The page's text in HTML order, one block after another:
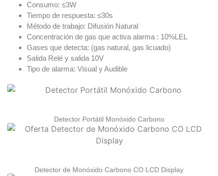
Consumo: ≤3W
Tiempo de respuesta: ≤30s
Método de trabajo: Difusión Natural
Concentración de gas que activa alarma : 10%LEL
Gases que detecta: (gas natural, gas licuado)
Salida Relé y salida 10V
Tipo de alarma: Visual y Audible
Detector Portátil Monóxido Carbono
Detector de Monóxido Carbono CO LCD Display